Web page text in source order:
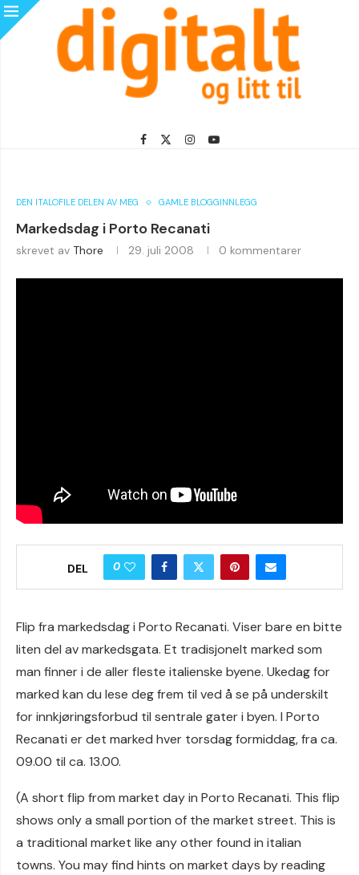
DEN ITALOFILE DELEN AV MEG GAMLE BLOGGINNLEGG
Markedsdag i Porto Recanati
skrevet av Thore 29. juli 2008 0 kommentarer
DEL 0
Flip fra markedsdag i Porto Recanati. Viser bare en bitte
liten del av markedsgata. Et tradisjonelt marked som
man finner i de aller fleste italienske byene. Ukedag for
marked kan du lese deg frem til ved å se på underskilt
for innkjøringsforbud til sentrale gater i byen. I Porto
Recanati er det marked hver torsdag formiddag, fra ca.
09.00 til ca. 13.00.
(A short flip from market day in Porto Recanati. This flip
shows only a small portion of the market street. This is
a traditional market like any other found in italian
towns. You may find hints on market days by reading